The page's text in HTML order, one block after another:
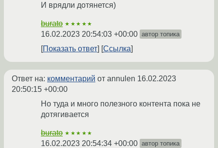
И врядли дотянется)
burato ★★★★★
16.02.2023 20:54:03 +00:00 автор топика
Показать ответ Ссылка
Ответ на: комментарий от annulen 16.02.2023
20:50:15 +00:00
Но туда и много полезного контента пока не
дотягивается
burato ★★★★★
16.02.2023 20:54:34 +00:00 автор топика